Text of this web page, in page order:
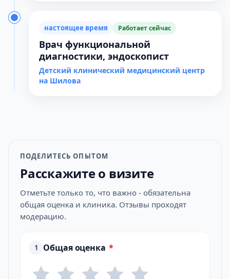
настоящее время Работает сейчас
Врач функциональной
диагностики, эндоскопист
Детский клинический медицинский центр
на Шилова
ПОДЕЛИТЕСЬ ОПЫТОМ
Расскажите о визите
Отметьте только то, что важно - обязательна
общая оценка и клиника. Отзывы проходят
модерацию.
1 Общая оценка *